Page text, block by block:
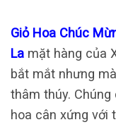
Giỏ Hoa Chúc
La mặt hàng của
bắt mắt nhưng
thâm thúy.
hoa cân xứng với